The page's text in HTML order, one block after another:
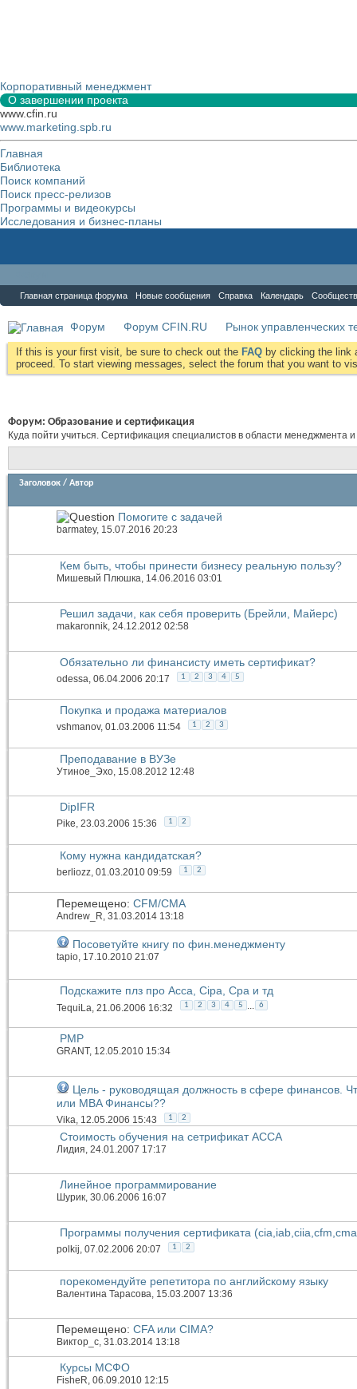
Корпоративный менеджмент
О завершении проекта
www.cfin.ru
www.marketing.spb.ru
Главная
Библиотека
Поиск компаний
Поиск пресс-релизов
Программы и видеокурсы
Исследования и бизнес-планы
Главная страница форума Новые сообщения Справка Календарь
Форум Форум CFIN.RU Рынок управленческих
If this is your first visit, be sure to check out the FAQ by clicking the link
proceed. To start viewing messages, select the forum that you want to
Форум: Образование и сертификация
Куда пойти учиться. Сертификация специалистов в области менеджмента
Заголовок / Автор
Помогите с задачей
barmatey, 15.07.2016 20:23
Кем быть, чтобы принести бизнесу реальную пользу?
Мишевый Плюшка, 14.06.2016 03:01
Решил задачи, как себя проверить (Брейли, Майерс)
makaronnik, 24.12.2012 02:58
Обязательно ли финансисту иметь сертификат?
odessa , 06.04.2006 20:17 1 2 3 4 5
Покупка и продажа материалов
vshmanov, 01.03.2006 11:54 1 2 3
Преподавание в ВУЗе
Утиное_Эхо , 15.08.2012 12:48
DipIFR
Pike, 23.03.2006 15:36 1 2
Кому нужна кандидатская?
berliozz , 01.03.2010 09:59 1 2
Перемещено: CFM/CMA
Andrew_R, 31.03.2014 13:18
Посоветуйте книгу по фин.менеджменту
tapio, 17.10.2010 21:07
Подскажите плз про Acca, Cipa, Cpa и тд
TequiLa , 21.06.2006 16:32 1 2 3 4 5 6
PMP
GRANT, 12.05.2010 15:34
Цель - руководящая должность в сфере финансов.
или MBA Финансы??
Vika , 12.05.2006 15:43 1 2
Стоимость обучения на сетрификат АССА
Лидия , 24.01.2007 17:17
Линейное программирование
Шурик, 30.06.2006 16:07
Программы получения сертификата
polkij, 07.02.2006 20:07 1 2
порекомендуйте репетитора по английскому языку
Валентина Тарасова, 15.03.2007 13:36
Перемещено: CFA или СIMA?
Виктор_c, 31.03.2014 13:18
Курсы МСФО
FisheR, 06.09.2010 12:15